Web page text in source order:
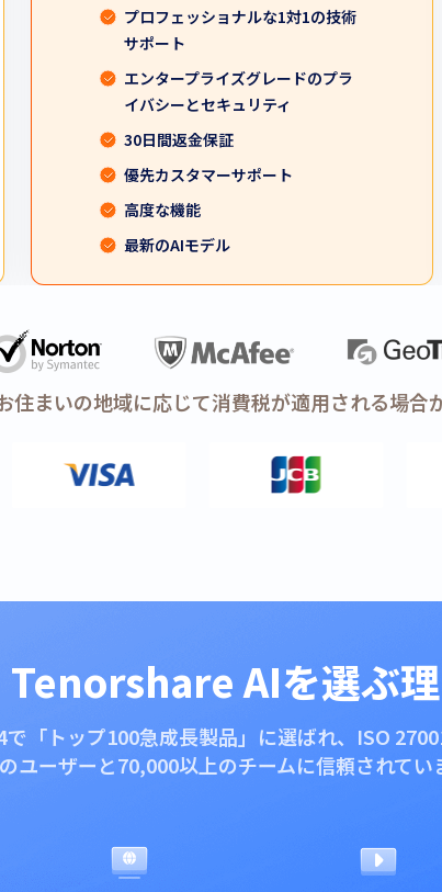
プロフェッショナルな1対1の技術
サポート
エンタープライズグレードのプラ
イバシーとセキュリティ
30日間返金保証
優先カスタマーサポート
高度な機能
最新のAIモデル
住まいの地域に応じて消費税が適用される場合
Tenorshare AIを選ぶ
「トップ100急成長製品」に選ばれ、ISO
のユーザーと70,000以上のチームに信頼されてい